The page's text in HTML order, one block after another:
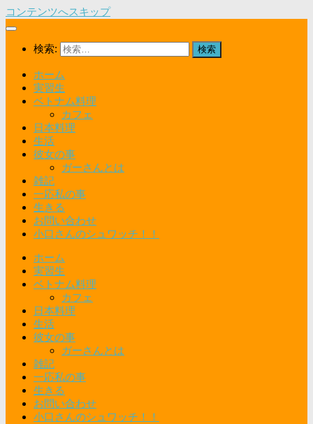
コンテンツへスキップ
検索:
ホーム
実習生
ベトナム料理
カフェ
日本料理
生活
彼女の事
ガーさんとは
雑記
一応私の事
生きる
お問い合わせ
小口さんのシュワッチ！！
ホーム
実習生
ベトナム料理
カフェ
日本料理
生活
彼女の事
ガーさんとは
雑記
一応私の事
生きる
お問い合わせ
小口さんのシュワッチ！！